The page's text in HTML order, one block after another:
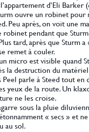
d’Eli Barker
ouvre un robinet pour
Peu après, on voit une
pendant que
tard, après que Sturm
remet à couler.
micro est visible quand
la destruction du
parle à Steed tout en
yeux de la route. Un
ne les croise.
sous la pluie
« secs » et
au sol.